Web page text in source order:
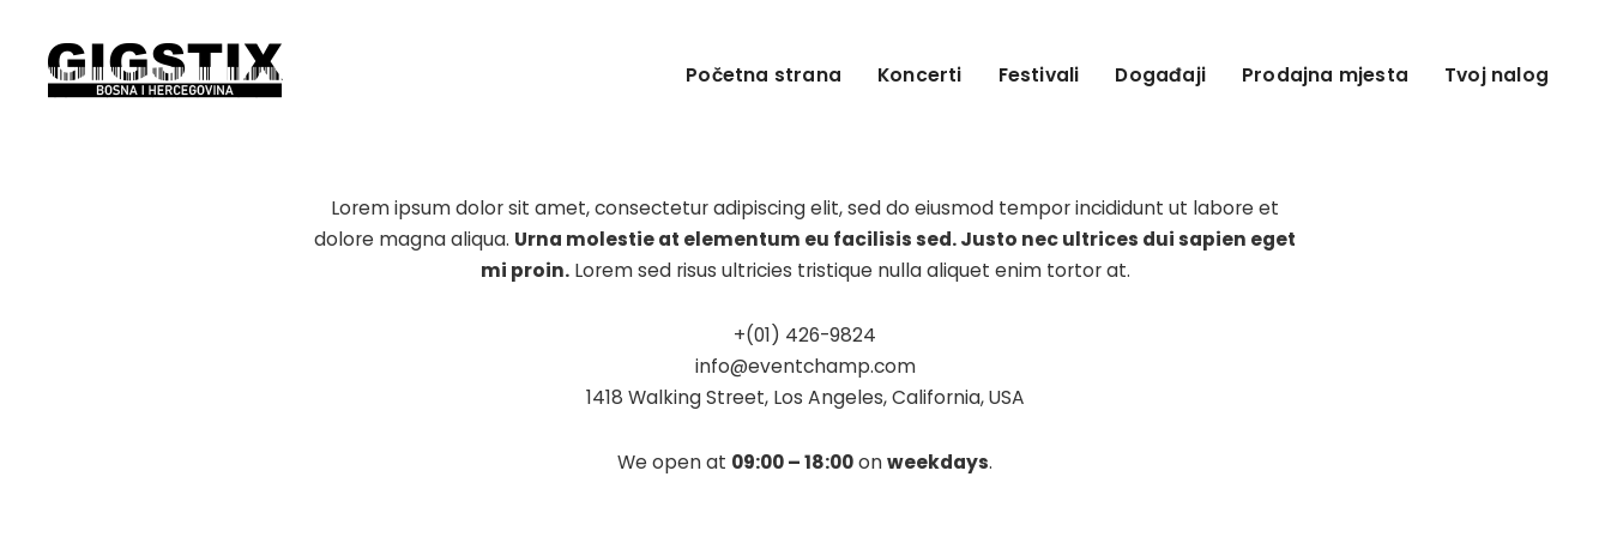
Početna strana Koncerti Festivali Događaji Prodajna mjesta Tvoj nalog
Lorem ipsum dolor sit amet, consectetur adipiscing elit, sed do eiusmod tempor incididunt ut labore et
dolore magna aliqua. Urna molestie at elementum eu facilisis sed. Justo nec ultrices dui sapien eget
mi proin.Lorem sed risus ultricies tristique nulla aliquet enim tortor at.
+(01) 426-9824
info@eventchamp.com
1418 Walking Street, Los Angeles, California, USA
We open at 09:00 – 18:00onweekdays.